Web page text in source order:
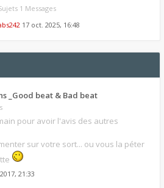
1 Messages
17 oct. 2025, 16:48
_Good beat & Bad beat
pour avoir l'avis des autres
sur votre sort... ou vous la péter
21:33